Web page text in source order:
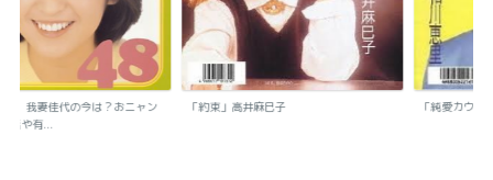
代の今は？おニャン
「約束」高井麻巳子 「純愛カウントダウン